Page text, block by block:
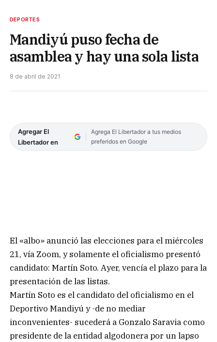
DEPORTES
Mandiyú puso fecha de
asamblea y hay una sola lista
8 de abril de 2021
Agregar El
Libertador en
Agrega El Libertador a tus medios
preferidos en Google
El «albo» anunció las elecciones para el miércoles
21, vía Zoom, y solamente el oficialismo presentó
candidato: Martín Soto. Ayer, vencía el plazo para la
presentación de las listas.
Martín Soto es el candidato del oficialismo en el
Deportivo Mandiyú y -de no mediar
inconvenientes- sucederá a Gonzalo Saravia como
presidente de la entidad algodonera por un lapso